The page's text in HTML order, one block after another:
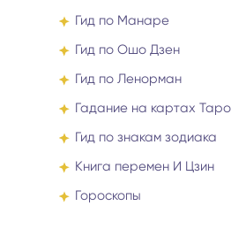
Гид по Манаре
Гид по Ошо Дзен
Гид по Ленорман
Гадание на картах Таро
Гид по знакам зодиака
Книга перемен И Цзин
Гороскопы